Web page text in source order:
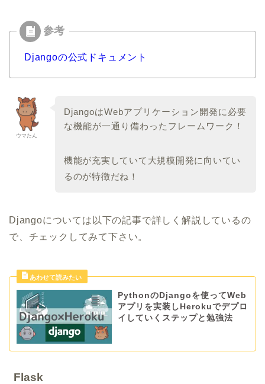
Djangoの公式ドキュメント
ウマたん
DjangoはWebアプリケーション開発に必要
な機能が一通り備わったフレームワーク！
機能が充実していて大規模開発に向いてい
るのが特徴だね！
Djangoについては以下の記事で詳しく解説しているの
で、チェックしてみて下さい。
PythonのDjangoを使ってWeb
アプリを実装しHerokuでデプロ
イしていくステップと勉強法
Flask